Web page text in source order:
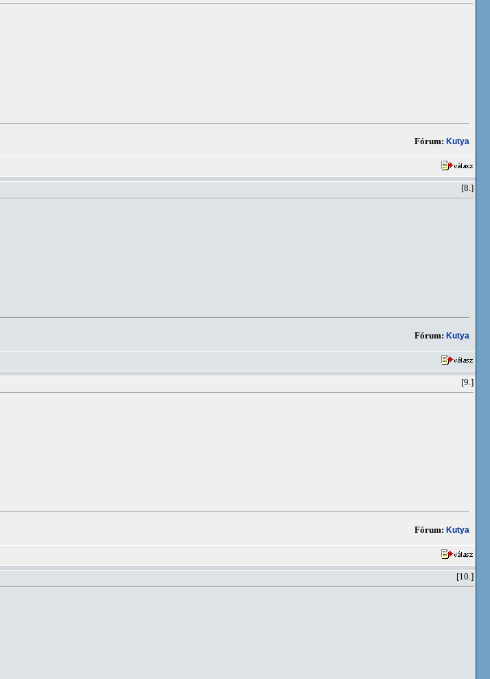
Fórum: Kutya
[8.]
Fórum: Kutya
[9.]
Fórum: Kutya
[10.]